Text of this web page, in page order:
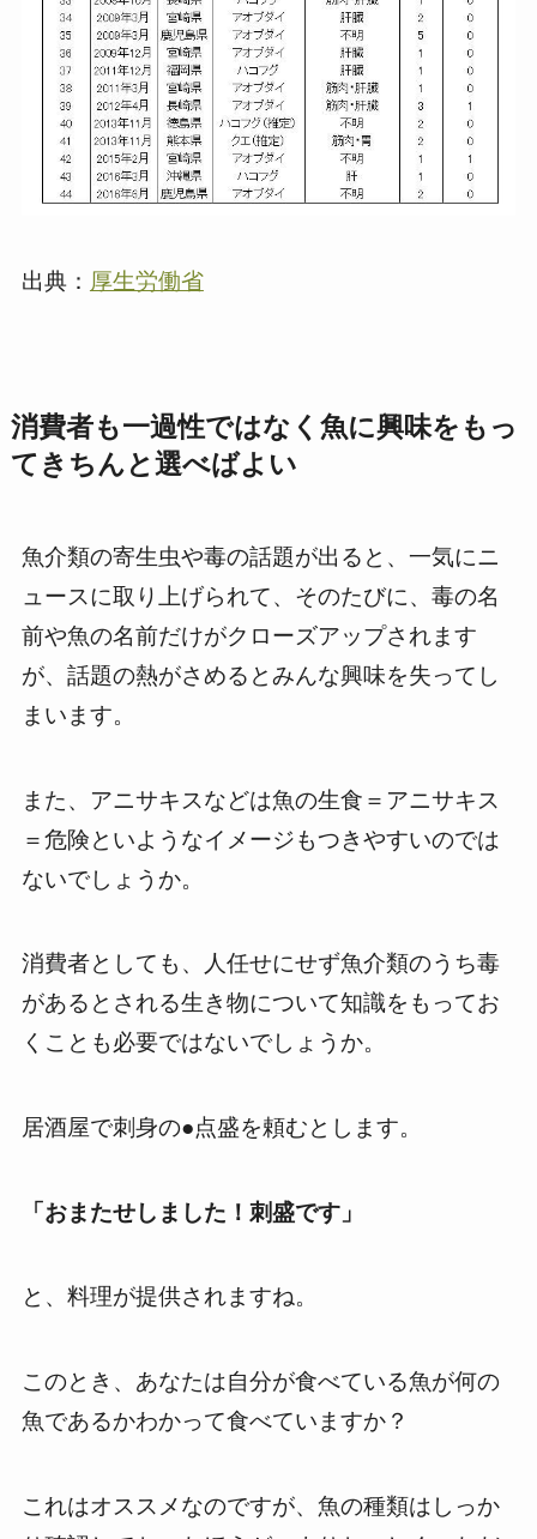
出典： 厚生労働省
消費者も一過性ではなく魚に興味をもっ
てきちんと選べばよい
魚介類の寄生虫や毒の話題が出ると、一気にニ
ュースに取り上げられて、そのたびに、毒の名
前や魚の名前だけがクローズアップされます
が、話題の熱がさめるとみんな興味を失ってし
まいます。
また、アニサキスなどは魚の生食＝アニサキス
＝危険といようなイメージもつきやすいのでは
ないでしょうか。
消費者としても、人任せにせず魚介類のうち毒
があるとされる生き物について知識をもってお
くことも必要ではないでしょうか。
居酒屋で刺身の●点盛を頼むとします。
「おまたせしました！刺盛です」
と、料理が提供されますね。
このとき、あなたは自分が食べている魚が何の
魚であるかわかって食べていますか？
これはオススメなのですが、魚の種類はしっか